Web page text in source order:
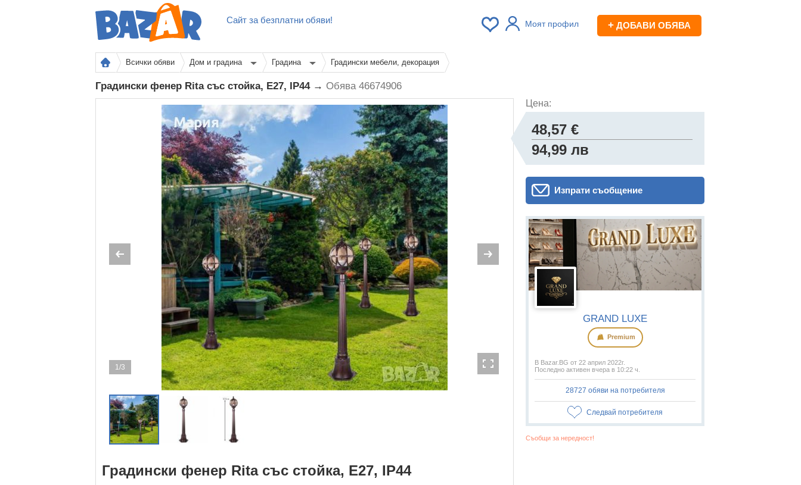
Сайт за безплатни обяви! Моят профил + ДОБАВИ ОБЯВА
Всички обяви Дом и градина Градина Градински мебели, декорация
Градински фенер Rita със стойка, Е27, IP44 → Обява 46674906
1/3
Градински фенер Rita със стойка, Е27, IP44
Цена:
48,57 €
94,99 лв
Изпрати съобщение
GRAND LUXE
Premium
В Bazar.BG от 22 април 2022г.
Последно активен вчера в 10:22 ч.
28727 обяви на потребителя
Следвай потребителя
Съобщи за нередност!